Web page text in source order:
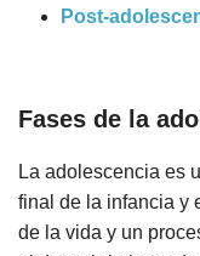
Post-
Fases de la
La adolescencia es
final de la infancia y
de la vida y un